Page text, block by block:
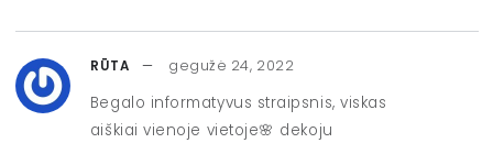
RŪTA gegužė 24, 2022
Begalo informatyvus straipsnis, viskas
aiškiai vienoje vietoje🌸 dekoju